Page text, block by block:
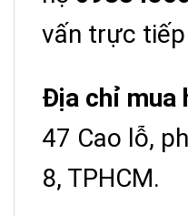
vấn trực
Địa chỉ mua
47 Cao lỗ,
8, TPHCM.